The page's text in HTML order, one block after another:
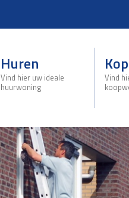
Huren
Vind hier uw ideale
huurwoning
Vind